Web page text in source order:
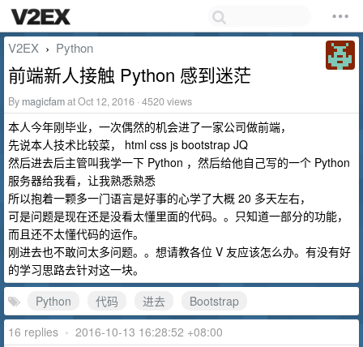
V2EX › Python
前端新人接触 Python 感到迷茫
By magicfamat Oct 12, 2016 · 4520 views
本人今年刚毕业，一次偶然的机会进了一家公司做前端，
先说本人技术比较菜， html css js bootstrap JQ
然后进去后主管叫我学一下 Python ，然后给他自己写的一个 Python
服务器给我看，让我熟悉熟悉
所以抱着一颗多一门语言是好事的心学了大概 20 多天左右，
可是问题是现在还是没看太懂里面的代码。。只知道一部分的功能，
而且还不太懂代码的运作。
刚进去也不敢问太多问题。。想请教各位 V 友应该怎么办。有没有好
的学习思路去针对这一块。
Python
代码 进去
Bootstrap
16 replies • 2016-10-13 16:28:52 +08:00